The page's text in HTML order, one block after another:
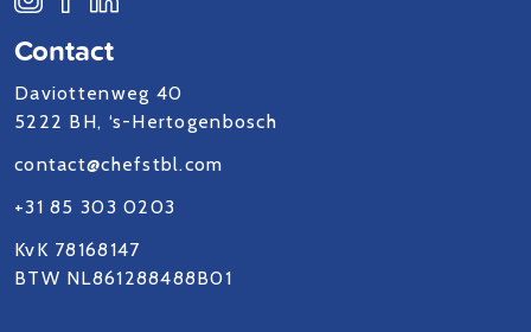
Contact
Daviottenweg 40
5222 BH, ‘s-Hertogenbosch
contact@chefstbl.com
+31 85 303 0203
KvK 78168147
BTW NL861288488B01